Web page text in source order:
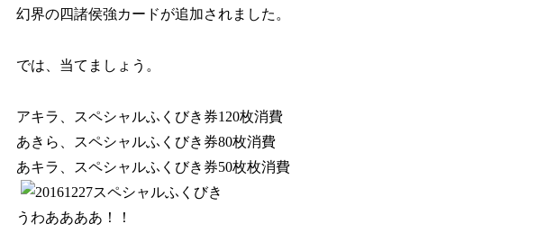
幻界の四諸侯強カードが追加されました。
では、当てましょう。
アキラ、スペシャルふくびき券120枚消費
あきら、スペシャルふくびき券80枚消費
あキラ、スペシャルふくびき券50枚枚消費
うわああああ！！